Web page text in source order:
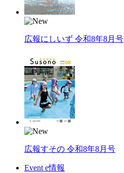
広報にしいず 令和8年8月号
広報すその 令和8年8月号
Event e情報